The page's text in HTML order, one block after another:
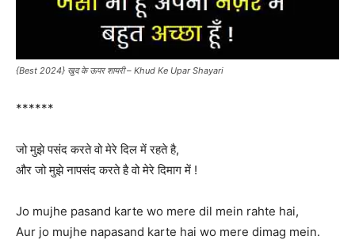
{Best 2024} खुद के ऊपर शायरी – Khud Ke Upar Shayari
******
जो मुझे पसंद करते वो मेरे दिल में रहते है,
और जो मुझे नापसंद करते है वो मेरे दिमाग में !
Jo mujhe pasand karte wo mere dil mein rahte hai,
Aur jo mujhe napasand karte hai wo mere dimag mein.